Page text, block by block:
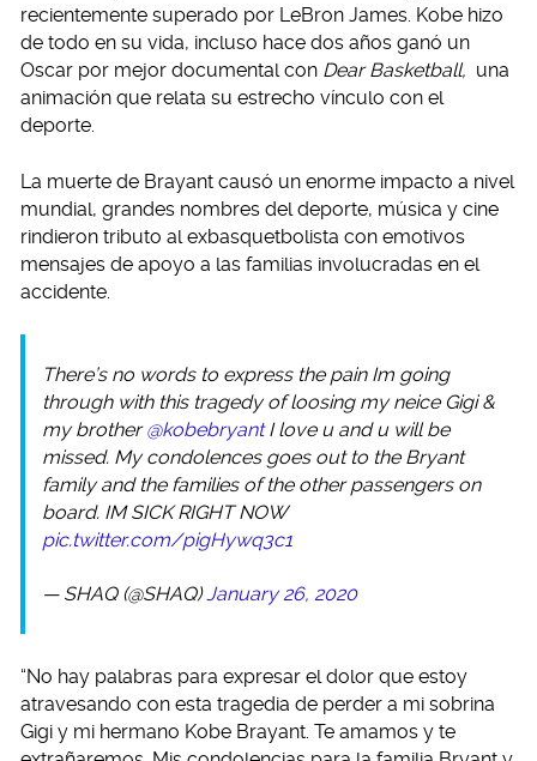
recientemente superado por LeBron James. Kobe hizo
de todo en su vida, incluso hace dos años ganó un
Oscar por mejor documental con Dear Basketball, una
animación que relata su estrecho vínculo con el
deporte.
La muerte de Brayant causó un enorme impacto a nivel
mundial, grandes nombres del deporte, música y cine
rindieron tributo al exbasquetbolista con emotivos
mensajes de apoyo a las familias involucradas en el
accidente.
There’s no words to express the pain Im going
through with this tragedy of loosing my neice Gigi &
my brother@kobebryantI love u and u will be
missed. My condolences goes out to the Bryant
family and the families of the other passengers on
board. IM SICK RIGHT NOW
pic.twitter.com/pigHywq3c1
— SHAQ (@SHAQ)January 26, 2020
“No hay palabras para expresar el dolor que estoy
atravesando con esta tragedia de perder a mi sobrina
Gigi y mi hermano Kobe Brayant. Te amamos y te